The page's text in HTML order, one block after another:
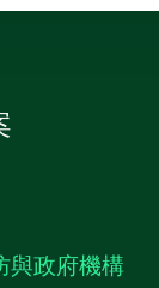
與政府機構